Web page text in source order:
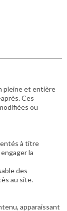
pleine et entière
Ces
ou
à titre
la
des
au site.
apparaissant